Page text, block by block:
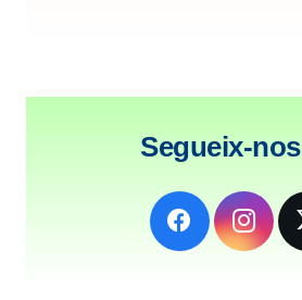
Segueix-nos